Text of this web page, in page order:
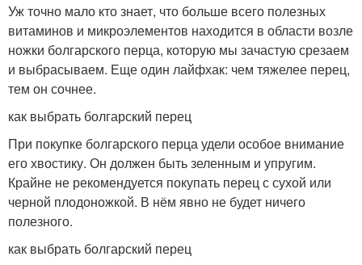
Уж точно мало кто знает, что больше всего полезных
витаминов и микроэлементов находится в области возле
ножки болгарского перца, которую мы зачастую срезаем
и выбрасываем. Еще один лайфхак: чем тяжелее перец,
тем он сочнее.
как выбрать болгарский перец
При покупке болгарского перца удели особое внимание
его хвостику. Он должен быть зеленным и упругим.
Крайне не рекомендуется покупать перец с сухой или
черной плодоножкой. В нём явно не будет ничего
полезного.
как выбрать болгарский перец